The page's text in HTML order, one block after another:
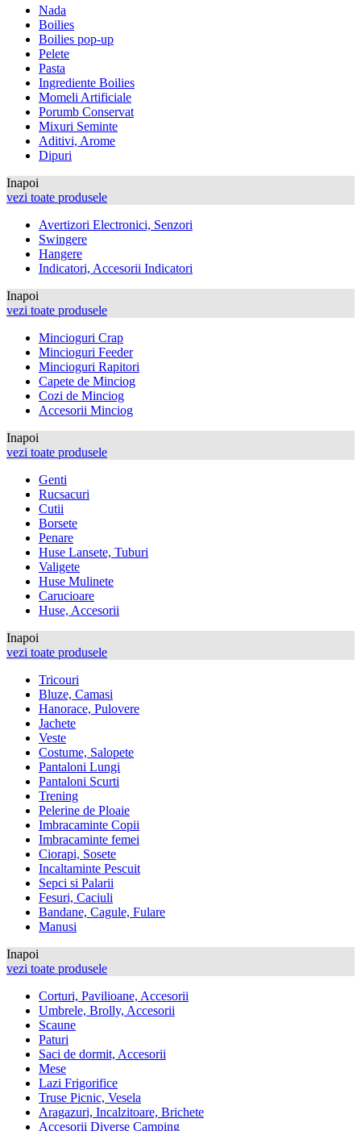
Nada
Boilies
Boilies pop-up
Pelete
Pasta
Ingrediente Boilies
Momeli Artificiale
Porumb Conservat
Mixuri Seminte
Aditivi, Arome
Dipuri
Inapoi
vezi toate produsele
Avertizori Electronici, Senzori
Swingere
Hangere
Indicatori, Accesorii Indicatori
Inapoi
vezi toate produsele
Mincioguri Crap
Mincioguri Feeder
Mincioguri Rapitori
Capete de Minciog
Cozi de Minciog
Accesorii Minciog
Inapoi
vezi toate produsele
Genti
Rucsacuri
Cutii
Borsete
Penare
Huse Lansete, Tuburi
Valigete
Huse Mulinete
Carucioare
Huse, Accesorii
Inapoi
vezi toate produsele
Tricouri
Bluze, Camasi
Hanorace, Pulovere
Jachete
Veste
Costume, Salopete
Pantaloni Lungi
Pantaloni Scurti
Trening
Pelerine de Ploaie
Imbracaminte Copii
Imbracaminte femei
Ciorapi, Sosete
Incaltaminte Pescuit
Sepci si Palarii
Fesuri, Caciuli
Bandane, Cagule, Fulare
Manusi
Inapoi
vezi toate produsele
Corturi, Pavilioane, Accesorii
Umbrele, Brolly, Accesorii
Scaune
Paturi
Saci de dormit, Accesorii
Mese
Lazi Frigorifice
Truse Picnic, Vesela
Aragazuri, Incalzitoare, Brichete
Accesorii Diverse Camping